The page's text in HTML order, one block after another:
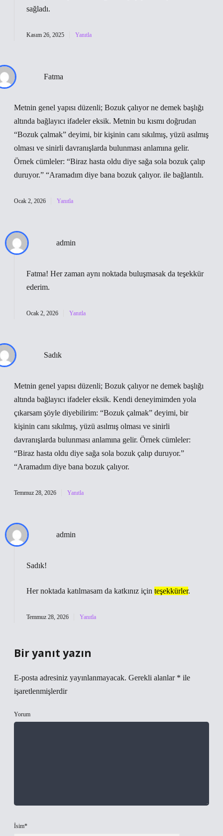
sağladı.
Kasım 26, 2025 Yanıtla
Fatma
Metnin genel yapısı düzenli; Bozuk çalıyor ne demek başlığı
altında bağlayıcı ifadeler eksik. Metnin bu kısmı doğrudan
“Bozuk çalmak” deyimi, bir kişinin canı sıkılmış, yüzü asılmış
olması ve sinirli davranışlarda bulunması anlamına gelir.
Örnek cümleler: “Biraz hasta oldu diye sağa sola bozuk çalıp
duruyor.” “Aramadım diye bana bozuk çalıyor. ile bağlantılı.
Ocak 2, 2026 Yanıtla
admin
Fatma! Her zaman aynı noktada buluşmasak da teşekkür
ederim.
Ocak 2, 2026 Yanıtla
Sadık
Metnin genel yapısı düzenli; Bozuk çalıyor ne demek başlığı
altında bağlayıcı ifadeler eksik. Kendi deneyimimden yola
çıkarsam şöyle diyebilirim: “Bozuk çalmak” deyimi, bir
kişinin canı sıkılmış, yüzü asılmış olması ve sinirli
davranışlarda bulunması anlamına gelir. Örnek cümleler:
“Biraz hasta oldu diye sağa sola bozuk çalıp duruyor.”
“Aramadım diye bana bozuk çalıyor.
Temmuz 28, 2026 Yanıtla
admin
Sadık!
Her noktada katılmasam da katkınız için teşekkürler.
Temmuz 28, 2026 Yanıtla
Bir yanıt yazın
E-posta adresiniz yayınlanmayacak. Gerekli alanlar * ile
işaretlenmişlerdir
Yorum
İsim*